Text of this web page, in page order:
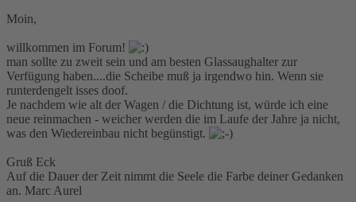
Moin,
willkommen im Forum!
man sollte zu zweit sein und am besten Glassaughalter zur
Verfügung haben....die Scheibe muß ja irgendwo hin. Wenn sie
runterdengelt isses doof.
Je nachdem wie alt der Wagen / die Dichtung ist, würde ich eine
neue reinmachen - weicher werden die im Laufe der Jahre ja nicht,
was den Wiedereinbau nicht begünstigt.
Gruß Eck
Auf die Dauer der Zeit nimmt die Seele die Farbe deiner Gedanken
an. Marc Aurel